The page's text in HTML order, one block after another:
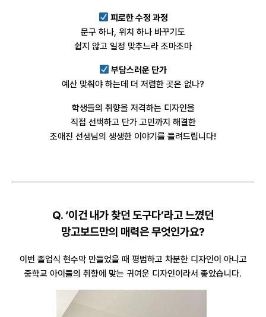
피로한 수정 과정
문구 하나, 위치 하나 바꾸기도
쉽지 않고 일정 맞추느라 조마조마
부담스러운 단가
예산 맞춰야 하는데 더 저렴한 곳은 없나?
학생들의 취향을 저격하는 디자인을
직접 선택하고 단가 고민까지 해결한
조애진 선생님의 생생한 이야기를 들려드립니다!
Q. ‘이건 내가 찾던 도구다’라고 느꼈던
망고보드만의 매력은 무엇인가요?
이번 졸업식 현수막 만들었을 때 평범하고 차분한 디자인이 아니고
중학교 아이들의 취향에 맞는 귀여운 디자인이라서 좋았습니다.